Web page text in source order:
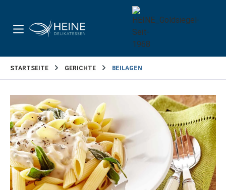
STARTSEITE GERICHTE BEILAGEN
Bildergalerie überspringen